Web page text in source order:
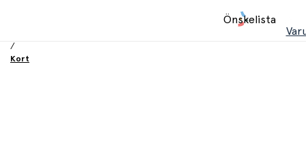
Önskelista
/
Kort